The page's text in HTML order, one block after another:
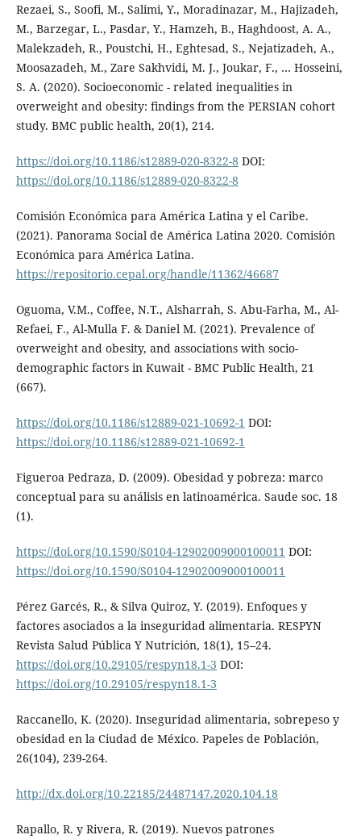
Rezaei, S., Soofi, M., Salimi, Y., Moradinazar, M., Hajizadeh,
M., Barzegar, L., Pasdar, Y., Hamzeh, B., Haghdoost, A. A.,
Malekzadeh, R., Poustchi, H., Eghtesad, S., Nejatizadeh, A.,
Moosazadeh, M., Zare Sakhvidi, M. J., Joukar, F., … Hosseini,
S. A. (2020). Socioeconomic - related inequalities in
overweight and obesity: findings from the PERSIAN cohort
study. BMC public health, 20(1), 214.
https://doi.org/10.1186/s12889-020-8322-8 DOI:
https://doi.org/10.1186/s12889-020-8322-8
Comisión Económica para América Latina y el Caribe.
(2021). Panorama Social de América Latina 2020. Comisión
Económica para América Latina.
https://repositorio.cepal.org/handle/11362/46687
Oguoma, V.M., Coffee, N.T., Alsharrah, S. Abu-Farha, M., Al-
Refaei, F., Al-Mulla F. & Daniel M. (2021). Prevalence of
overweight and obesity, and associations with socio-
demographic factors in Kuwait - BMC Public Health, 21
(667).
https://doi.org/10.1186/s12889-021-10692-1 DOI:
https://doi.org/10.1186/s12889-021-10692-1
Figueroa Pedraza, D. (2009). Obesidad y pobreza: marco
conceptual para su análisis en latinoamérica. Saude soc. 18
(1).
https://doi.org/10.1590/S0104-12902009000100011 DOI:
https://doi.org/10.1590/S0104-12902009000100011
Pérez Garcés, R., & Silva Quiroz, Y. (2019). Enfoques y
factores asociados a la inseguridad alimentaria. RESPYN
Revista Salud Pública Y Nutrición, 18(1), 15–24.
https://doi.org/10.29105/respyn18.1-3 DOI:
https://doi.org/10.29105/respyn18.1-3
Raccanello, K. (2020). Inseguridad alimentaria, sobrepeso y
obesidad en la Ciudad de México. Papeles de Población,
26(104), 239-264.
http://dx.doi.org/10.22185/24487147.2020.104.18
Rapallo, R. y Rivera, R. (2019). Nuevos patrones